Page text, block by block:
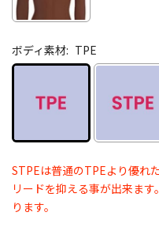
ボディ素材: TPE
STPEは普通のTPEより優れ
リードを抑える事が出来ま
ります。